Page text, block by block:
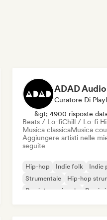
ADAD Audio
Curatore Di
&gt; 4900 risposte
Beats / Lo-fiChill / Lo-fi
Musica classicaMusica
Aggiungere artisti nelle
seguite
Hip-hop Indie folk Indie
Strumentale
Hip-hop
Rap internazionale
Rap in